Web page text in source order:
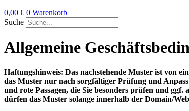
0,00 € 0 Warenkorb
Suche
Allgemeine
Haftungshinweis: Das nachstehende Muster ist von
das Muster nur nach sorgfältiger Prüfung und
und rote Passagen, die Sie besonders prüfen und
dürfen das Muster solange innerhalb der Domain/